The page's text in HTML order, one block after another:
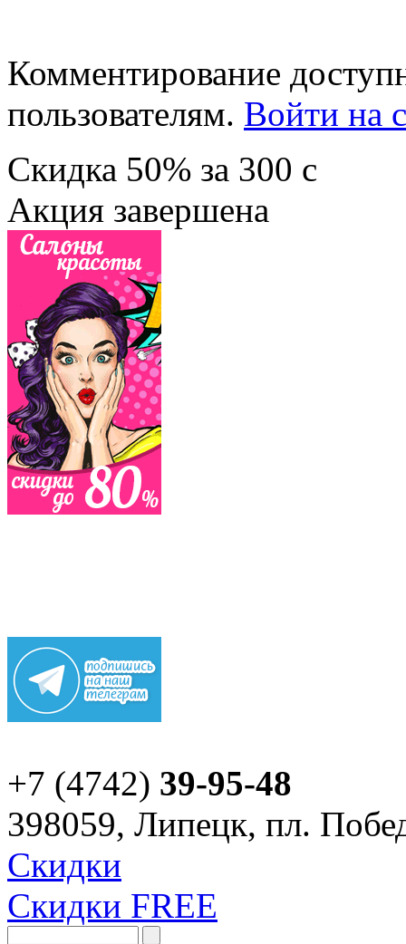
Комментирование
пользователям. Войти на
Скидка 50% за 300 c
Акция завершена
+7 (4742) 39-95-48
398059, Липецк, пл.
Скидки
Скидки FREE